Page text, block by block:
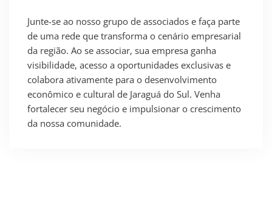
Junte-se ao nosso grupo de associados e faça parte
de uma rede que transforma o cenário empresarial
da região. Ao se associar, sua empresa ganha
visibilidade, acesso a oportunidades exclusivas e
colabora ativamente para o desenvolvimento
econômico e cultural de Jaraguá do Sul. Venha
fortalecer seu negócio e impulsionar o crescimento
da nossa comunidade.